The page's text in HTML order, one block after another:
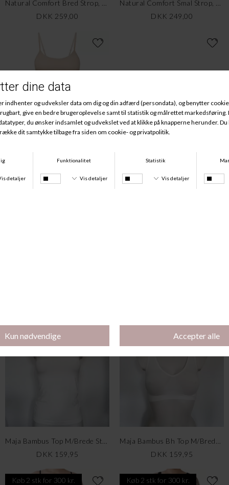
DKK 259,00
DKK 249,00
DKK 249,00
DKK 399,00
Køb 2 stk for 300 kr.
DKK 159,95
Køb 2 stk for 300 kr.
DKK 159,95
Køb 2 stk for 300 kr. Køb 2 stk for 300 kr.